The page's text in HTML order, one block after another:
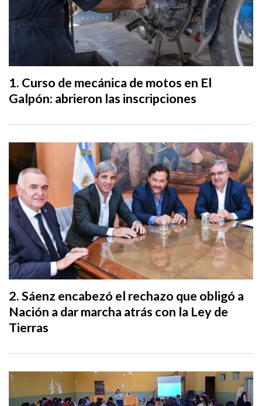
Curso de mecánica de motos en El
Galpón: abrieron las inscripciones
Sáenz encabezó el rechazo que obligó a
Nación a dar marcha atrás con la Ley de
Tierras